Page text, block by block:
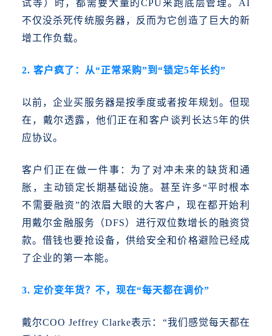
试等）时，都需要大量的CPU来跑底层管理。AI
不仅没杀死传统服务器，反而为它创造了巨大的新
增工作负载。
2. 客户疯了：从“正常采购”到“锁定5年长约”
以前，企业买服务器是按季度或者按年规划。但现
在，戴尔透露，他们正在和客户谈判长达 5年的供
应协议。
客户们正在做一件事：为了对冲未来的缺货和通
胀，主动锁定长期基础设施。 甚至许多“平时根本
不需要融资”的浓眉大眼的大客户，现在都开始利
用戴尔金融服务（DFS）进行双位数增长的融资贷
款。借钱也要抢设备，供给安全和价格避险已经成
了企业的第一本能。
3. 定价变年货？不，现在“每天都在调价”
戴尔COO Jeffrey Clarke表示：“我们感觉每天都在